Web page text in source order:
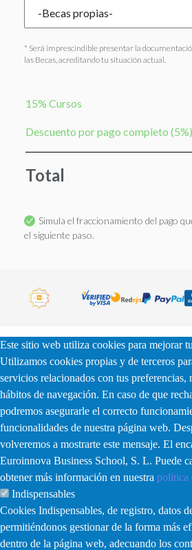
* Será imprescindible presentar la
las Becas, acreditando tu situación actual.
15% Cursos
Descuento por pago completo (5%)
Total
Simula el fraccionamiento del pago
el siguiente paso.
Este sitio web utiliza cookies para mejorar
Utilizamos cookies propias y de terceros
servicios relacionados con tus preferencias,
hábitos de navegación. En caso de que
podremos asegurarle el correcto
funcionalidades de nuestra página web.
volveremos a mostrarte este mensaje. El
Euroinnova Business School, S. L. Puede
obtener más información en nuestra política
Indispensables
Cookies Indispensables, de registro, datos
permitiéndonos gestionar de la forma más
dentro de la página web, adecuando los